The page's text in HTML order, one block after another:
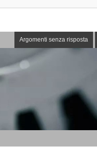
Argomenti senza risposta